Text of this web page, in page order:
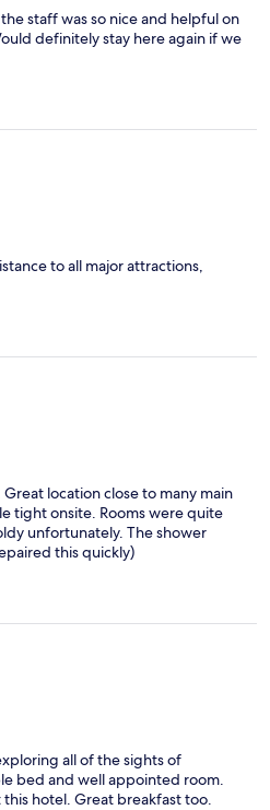
staff was so nice and helpful on
definitely stay here again if we
to all major attractions,
location close to many main
tight onsite. Rooms were quite
unfortunately. The shower
this quickly)
all of the sights of
bed and well appointed room.
hotel. Great breakfast too.